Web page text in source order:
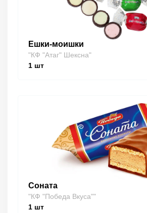
Ешки-моишки
"КФ "Атаг" Шексна"
1 шт
Соната
"КФ "Победа Вкуса""
1 шт